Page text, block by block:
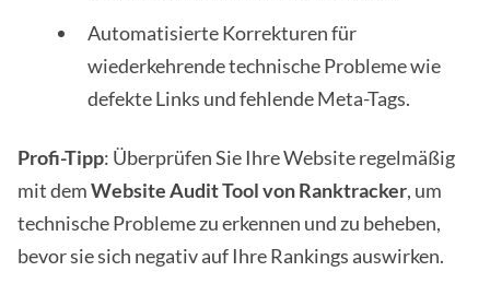
Automatisierte Korrekturen für
wiederkehrende technische Probleme wie
defekte Links und fehlende Meta-Tags.
Profi-Tipp: Überprüfen Sie Ihre Website regelmäßig
mit demWebsite Audit Tool von Ranktracker, um
technische Probleme zu erkennen und zu beheben,
bevor sie sich negativ auf Ihre Rankings auswirken.